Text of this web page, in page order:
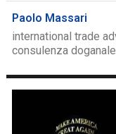
Paolo Massari
international trade
consulenza